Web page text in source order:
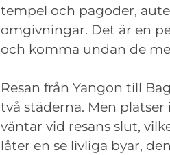
tempel och pagoder,
omgivningar. Det är en
och komma undan de
Resan från Yangon till
två städerna. Men
väntar vid resans slut,
låter en se livliga byar,